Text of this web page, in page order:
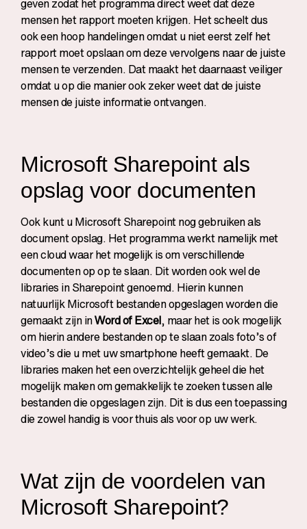
geven zodat het programma direct weet dat deze
mensen het rapport moeten krijgen. Het scheelt dus
ook een hoop handelingen omdat u niet eerst zelf het
rapport moet opslaan om deze vervolgens naar de juiste
mensen te verzenden. Dat maakt het daarnaast veiliger
omdat u op die manier ook zeker weet dat de juiste
mensen de juiste informatie ontvangen.
Microsoft Sharepoint als
opslag voor documenten
Ook kunt u Microsoft Sharepoint nog gebruiken als
document opslag. Het programma werkt namelijk met
een cloud waar het mogelijk is om verschillende
documenten op op te slaan. Dit worden ook wel de
libraries in Sharepoint genoemd. Hierin kunnen
natuurlijk Microsoft bestanden opgeslagen worden die
gemaakt zijn inWord of Excel, maar het is ook mogelijk
om hierin andere bestanden op te slaan zoals foto’s of
video’s die u met uw smartphone heeft gemaakt. De
libraries maken het een overzichtelijk geheel die het
mogelijk maken om gemakkelijk te zoeken tussen alle
bestanden die opgeslagen zijn. Dit is dus een toepassing
die zowel handig is voor thuis als voor op uw werk.
Wat zijn de voordelen van
Microsoft Sharepoint?